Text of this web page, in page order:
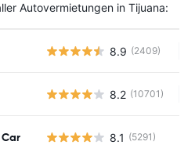
Autovermietungen in Tijuana:
8.9 (2409)
8.2 (10701)
8.1 (5291)